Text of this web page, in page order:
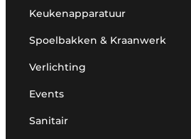
Keukenapparatuur
Spoelbakken & Kraanwerk
Verlichting
Events
Sanitair